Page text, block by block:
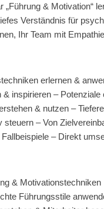
„Führung & Motivation“
Verständnis für
Ihr Team mit
erlernen &
inspirieren – Potenziale
& nutzen –
– Von
– Direkt
& Motivationstechniken
Führungsstile